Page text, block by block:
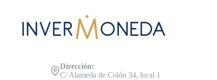
Dirección:
C/ Alameda de Colón 34, local 1